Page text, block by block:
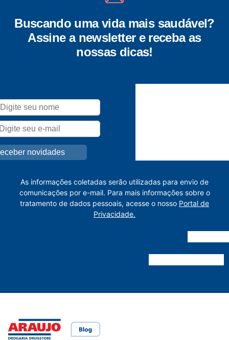
Buscando uma vida mais saudável?
Assine a newsletter e receba as
nossas dicas!
As informações coletadas serão utilizadas para envio de
comunicações por e-mail. Para mais informações sobre o
tratamento de dados pessoais, acesse o nosso Portal de
Privacidade.